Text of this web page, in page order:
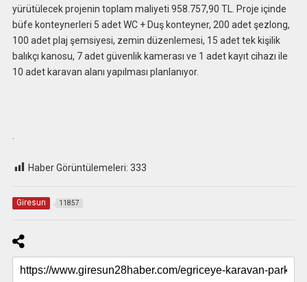
yürütülecek projenin toplam maliyeti 958.757,90 TL. Proje içinde
büfe konteynerleri 5 adet WC + Duş konteyner, 200 adet şezlong,
100 adet plaj şemsiyesi, zemin düzenlemesi, 15 adet tek kişilik
balıkçı kanosu, 7 adet güvenlik kamerası ve 1 adet kayıt cihazı ile
10 adet karavan alanı yapılması planlanıyor.
Haber Görüntülemeleri: 333
Giresun 11857